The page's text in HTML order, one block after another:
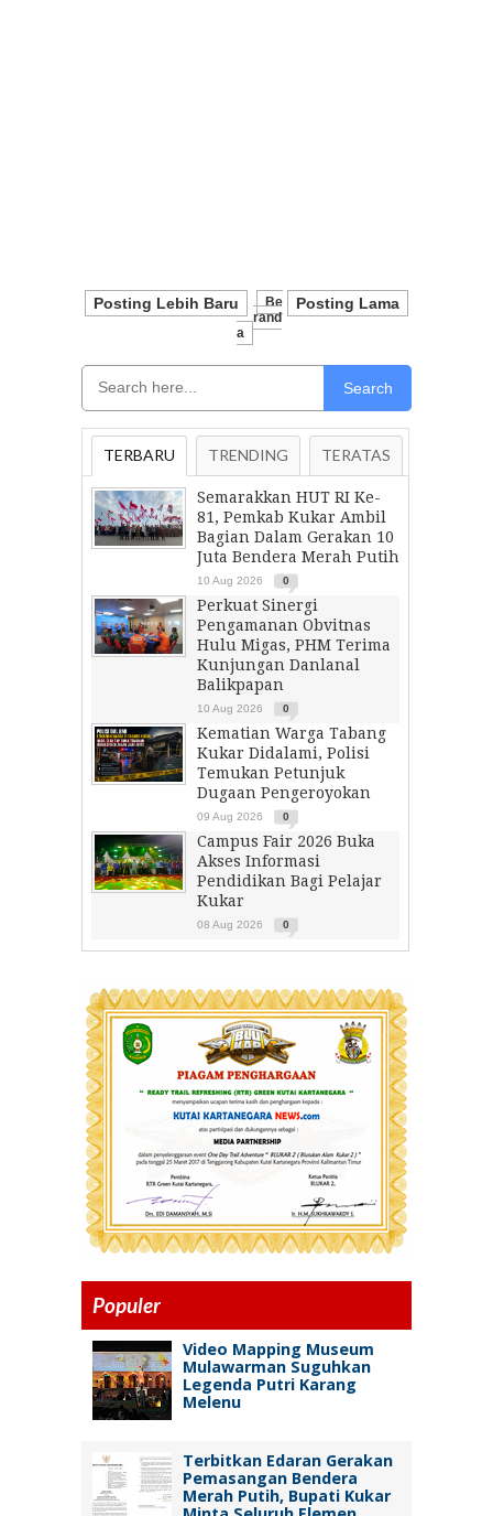
Posting Lebih Baru Posting Lama
Be
Rand
A
Search
TERBARU TRENDING TERATAS
Semarakkan HUT RI Ke-
81, Pemkab Kukar Ambil
Bagian Dalam Gerakan 10
Juta Bendera Merah Putih
10 Aug 2026 0
Perkuat Sinergi
Pengamanan Obvitnas
Hulu Migas, PHM Terima
Kunjungan Danlanal
Balikpapan
10 Aug 2026 0
Kematian Warga Tabang
Kukar Didalami, Polisi
Temukan Petunjuk
Dugaan Pengeroyokan
09 Aug 2026 0
Campus Fair 2026 Buka
Akses Informasi
Pendidikan Bagi Pelajar
Kukar
08 Aug 2026 0
Populer
Video Mapping Museum
Mulawarman Suguhkan
Legenda Putri Karang
Melenu
Terbitkan Edaran Gerakan
Pemasangan Bendera
Merah Putih, Bupati Kukar